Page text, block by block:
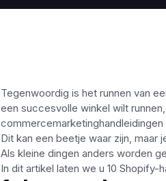
Tegenwoordig is het runnen van
een succesvolle winkel wilt
commercemarketinghandleidingen
Dit kan een beetje waar zijn,
Als kleine dingen anders worden
In dit artikel laten we u 10